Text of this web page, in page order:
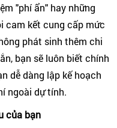
"phí ẩn" hay những
cam kết cung cấp mức
phát sinh thêm chi
bạn sẽ luôn biết chính
dễ dàng lập kế hoạch
ngoài dự tính.
của bạn